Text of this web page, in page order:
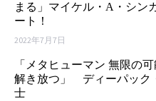
まる」マイケル・A・シン
ート！
2022年7月7日
「メタヒューマン 無限の可
解き放つ」 ディーパック
士